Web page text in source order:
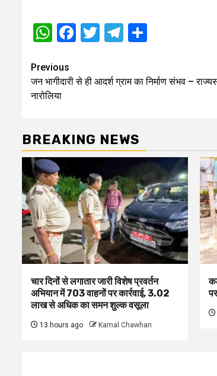
WhatsApp
Facebook
TwitterTelegram
Post
navigation
Previous
जन भागीदारी से ही आदर्श ग्राम का निर्माण संभव –
नारोलिया
BREAKING NEWS
चार दिनों से लगातार जारी विशेष प्रवर्तन
अभियान में 703 वाहनों पर कार्रवाई, ₹3.02
लाख से अधिक का समन शुल्क वसूला
13 hours ago Kamal Chawhan